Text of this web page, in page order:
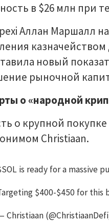
в $26 млн при
Аллан Маршалл
новый
рыночной
о «народной
о крупной
Christiaan.
is ready for a massive
$400-$450 for this
Christiaan